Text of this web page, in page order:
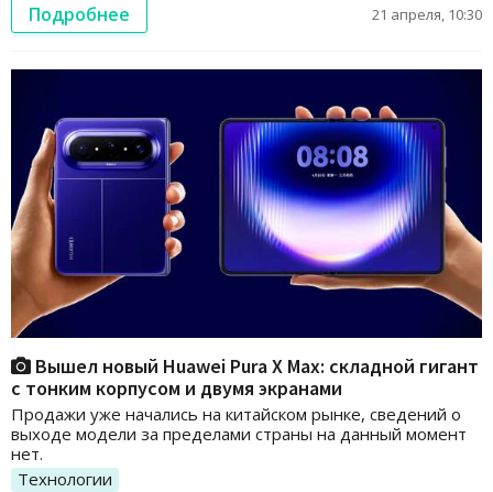
Подробнее 21 апреля, 10:30
Вышел новый Huawei Pura X Max: складной гигант
с тонким корпусом и двумя экранами
Продажи уже начались на китайском рынке, сведений о
выходе модели за пределами страны на данный момент
нет.
Технологии